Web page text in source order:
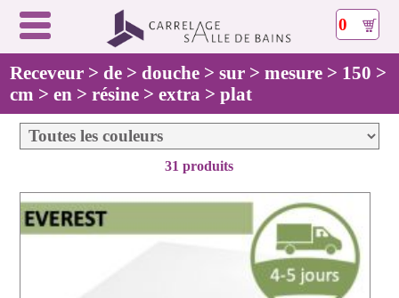
0
Receveur > de > douche > sur > mesure > 150 >
cm > en > résine > extra > plat
31 produits